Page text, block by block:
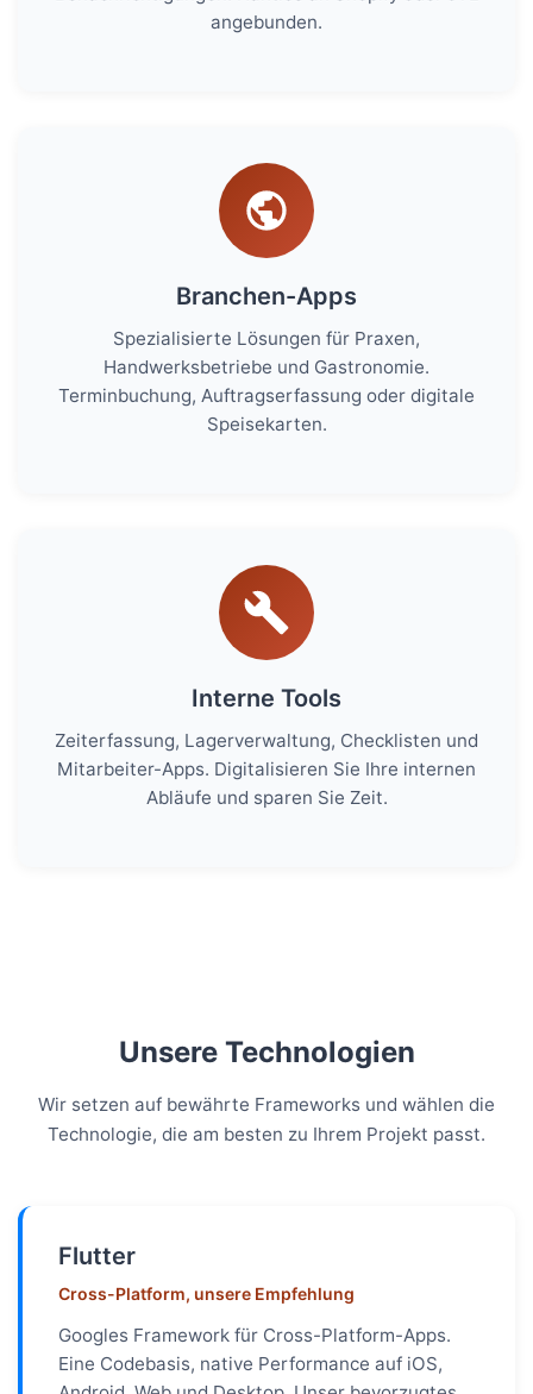
angebunden.
Branchen-Apps
Spezialisierte Lösungen für Praxen,
Handwerksbetriebe und Gastronomie.
Terminbuchung, Auftragserfassung oder digitale
Speisekarten.
Interne Tools
Zeiterfassung, Lagerverwaltung, Checklisten und
Mitarbeiter-Apps. Digitalisieren Sie Ihre internen
Abläufe und sparen Sie Zeit.
Unsere Technologien
Wir setzen auf bewährte Frameworks und wählen die
Technologie, die am besten zu Ihrem Projekt passt.
Flutter
Cross-Platform, unsere Empfehlung
Googles Framework für Cross-Platform-Apps.
Eine Codebasis, native Performance auf iOS,